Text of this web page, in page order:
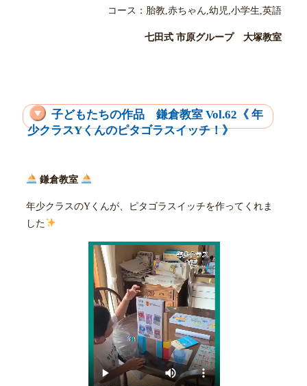
コース：胎教,赤ちゃん,幼児,小学生,英語
七田式 市原グループ 大塚教室
子どもたちの作品 鎌倉教室 Vol.62《 年
少クラスYくんのピタゴラスイッチ！》
鎌倉教室
年少クラスのYくんが、ピタゴラスイッチを作ってくれま
した